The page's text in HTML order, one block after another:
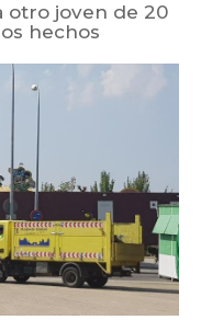
otro joven de 20
hechos